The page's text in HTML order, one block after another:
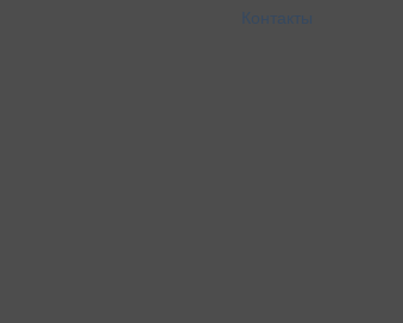
Контакты